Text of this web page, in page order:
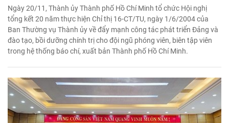
Ngày 20/11, Thành ủy Thành phố Hồ Chí Minh tổ chức Hội nghị
tổng kết 20 năm thực hiện Chỉ thị 16-CT/TU, ngày 1/6/2004 của
Ban Thường vụ Thành ủy về đẩy mạnh công tác phát triển Đảng và
đào tạo, bồi dưỡng chính trị cho đội ngũ phóng viên, biên tập viên
trong hệ thống báo chí, xuất bản Thành phố Hồ Chí Minh.